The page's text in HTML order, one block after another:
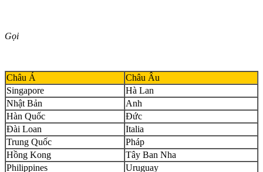
Gọi
Châu Á
Châu Âu
Singapore
Hà Lan
Nhật Bản
Anh
Hàn Quốc
Đức
Đài Loan
Italia
Trung Quốc
Pháp
Hồng Kong
Tây Ban Nha
Philippines
Uruguay